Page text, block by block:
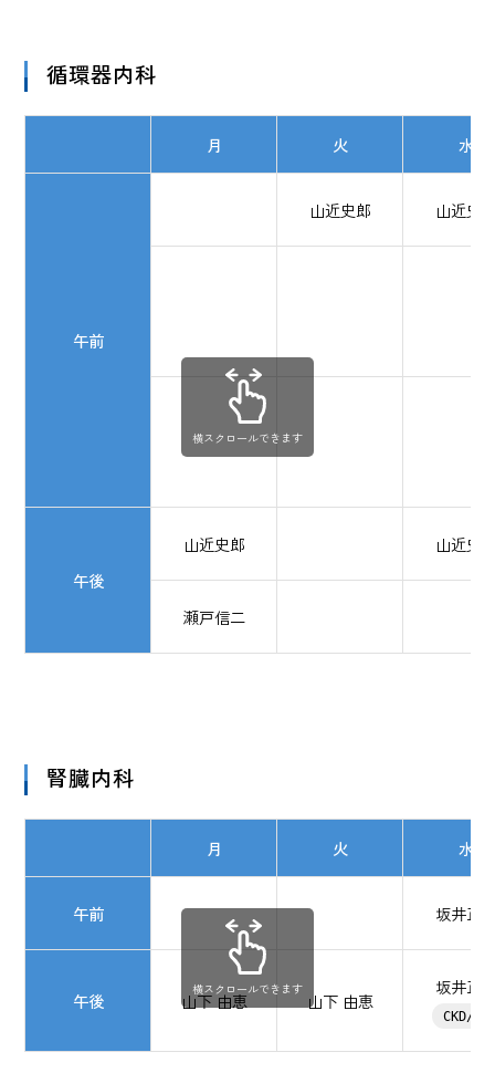
循環器内科
月 火 水
午前
山近史郎 山近史
午後
山近史郎 山近史
瀬戸信二
横スクロールできます
腎臓内科
月 火 水
午前 坂井正
午後 山下 由恵 山下 由恵
坂井正
CKD/PD
横スクロールできます